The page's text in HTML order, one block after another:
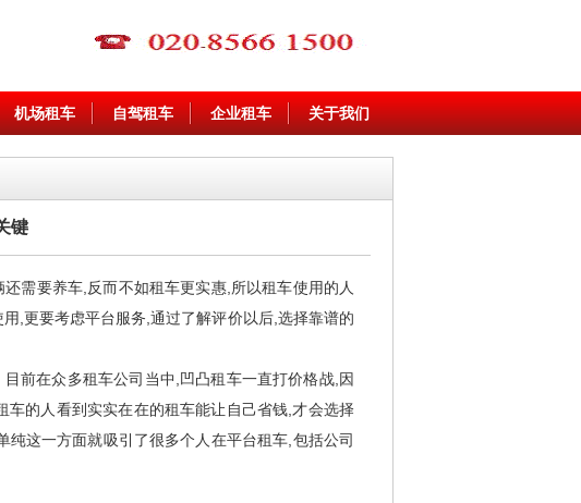
机场租车 自驾租车 企业租车 关于我们
键
需要养车,反而不如租车更实惠,所以租车使用的人
,更要考虑平台服务,通过了解评价以后,选择靠谱的
前在众多租车公司当中,凹凸租车一直打价格战,因
的人看到实实在在的租车能让自己省钱,才会选择
这一方面就吸引了很多个人在平台租车,包括公司